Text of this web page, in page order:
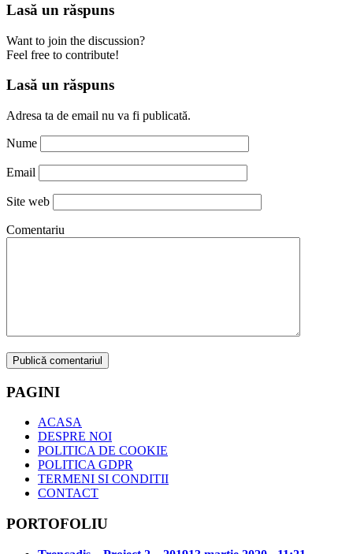
Lasă un răspuns
Want to join the discussion?
Feel free to contribute!
Lasă un răspuns
Adresa ta de email nu va fi publicată.
Nume
Email
Site web
Comentariu
PAGINI
ACASA
DESPRE NOI
POLITICA DE COOKIE
POLITICA GDPR
TERMENI SI CONDITII
CONTACT
PORTOFOLIU